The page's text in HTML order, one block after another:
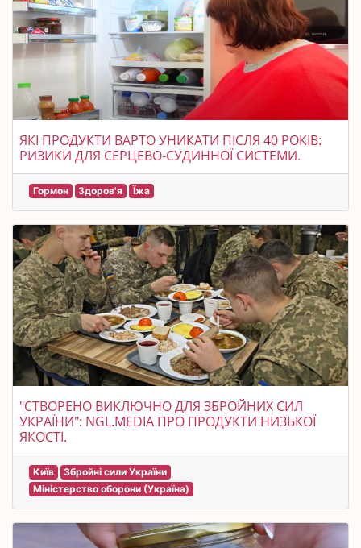
ЯКІ ПРОДУКТИ ВАРТО УНИКАТИ ПІСЛЯ 40 РОКІВ:
РИЗИКИ ДЛЯ СЕРЦЕВО-СУДИННОЇ СИСТЕМИ.
Гормон Здоров'я Їжа
"СТВОРЕНО ВИКЛЮЧНО ДЛЯ ЗБРОЙНИХ СИЛ
УКРАЇНИ": NGL.MEDIA ПРО ПРОДУКТИ НИЗЬКОЇ
ЯКОСТІ.
Київ
Збройні сили України
Міністерство оборони (Україна)